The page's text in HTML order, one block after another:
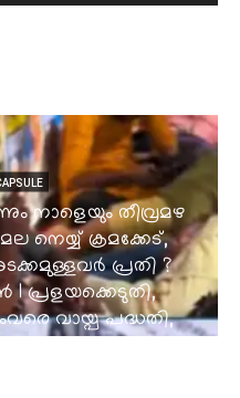
നാളെയും തീവ്രമഴ
നെയ്യ് ക്രമക്കേട്,
പ്രതി ?
വായ്പ പദ്ധതി,
പരിഗണനയിലെന്ന്